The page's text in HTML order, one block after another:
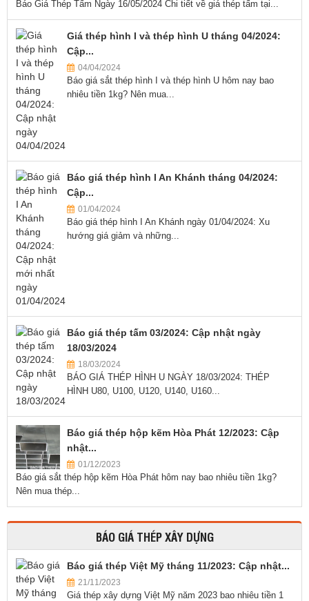
Báo Giá Thép Tấm Ngày 16/05/2024 Chi tiết về giá thép tấm tại...
Giá thép hình I và thép hình U tháng 04/2024:
Cập...
04/04/2024
Báo giá sắt thép hình I và thép hình U hôm nay bao
nhiêu tiền 1kg? Nên mua...
Báo giá thép hình I An Khánh tháng 04/2024:
Cập...
01/04/2024
Báo giá thép hình I An Khánh ngày 01/04/2024: Xu
hướng giá giảm và những...
Báo giá thép tấm 03/2024: Cập nhật ngày
18/03/2024
18/03/2024
BÁO GIÁ THÉP HÌNH U NGÀY 18/03/2024: THÉP
HÌNH U80, U100, U120, U140, U160...
Báo giá thép hộp kẽm Hòa Phát 12/2023: Cập
nhật...
01/12/2023
Báo giá sắt thép hộp kẽm Hòa Phát hôm nay bao nhiêu tiền 1kg?
Nên mua thép...
BÁO GIÁ THÉP XÂY DỰNG
Báo giá thép Việt Mỹ tháng 11/2023: Cập nhật...
21/11/2023
Giá thép xây dựng Việt Mỹ năm 2023 bao nhiêu tiền 1